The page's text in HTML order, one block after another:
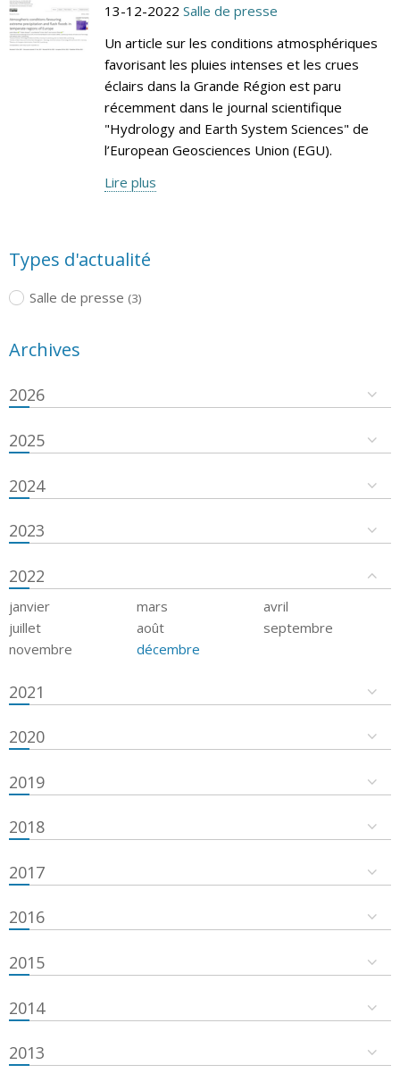
13-12-2022 Salle de presse
Un article sur les conditions atmosphériques
favorisant les pluies intenses et les crues
éclairs dans la Grande Région est paru
récemment dans le journal scientifique
"Hydrology and Earth System Sciences" de
l’European Geosciences Union (EGU).
Lire plus
Types d'actualité
Salle de presse (3)
Archives
2026
2025
2024
2023
2022
janvier mars
avril
juillet
août
septembre
novembre
décembre
2021
2020
2019
2018
2017
2016
2015
2014
2013